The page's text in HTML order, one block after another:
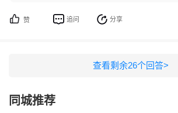
赞 追问 分享
查看剩余26个回答>
同城推荐